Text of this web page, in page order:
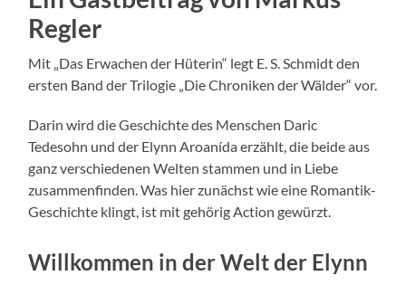
Regler
Mit „Das Erwachen der Hüterin“ legt E. S. Schmidt den
ersten Band der Trilogie „Die Chroniken der Wälder“ vor.
Darin wird die Geschichte des Menschen Daric
Tedesohn und der Elynn Aroanída erzählt, die beide aus
ganz verschiedenen Welten stammen und in Liebe
zusammenfinden. Was hier zunächst wie eine Romantik-
Geschichte klingt, ist mit gehörig Action gewürzt.
Willkommen in der Welt der Elynn